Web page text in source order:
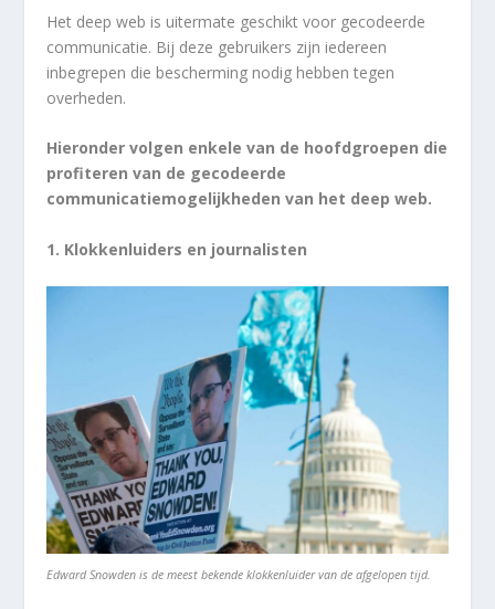
Het deep web is uitermate geschikt voor gecodeerde
communicatie. Bij deze gebruikers zijn iedereen
inbegrepen die bescherming nodig hebben tegen
overheden.
Hieronder volgen enkele van de hoofdgroepen die
profiteren van de gecodeerde
communicatiemogelijkheden van het deep web.
1. Klokkenluiders en journalisten
Edward Snowden is de meest bekende klokkenluider van de afgelopen tijd.